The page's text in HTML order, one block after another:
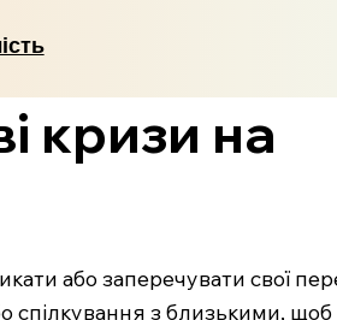
кризи на
або заперечувати свої
спілкування з близькими,